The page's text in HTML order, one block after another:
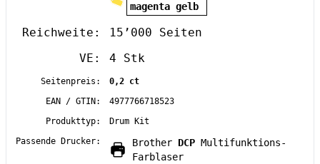
magenta gelb
Reichweite:
15’000 Seiten
VE:
4 Stk
Seitenpreis:
0,2 ct
EAN / GTIN:
4977766718523
Produkttyp:
Drum Kit
Passende Drucker:
Brother DCP Multifunktions-
Farblaser